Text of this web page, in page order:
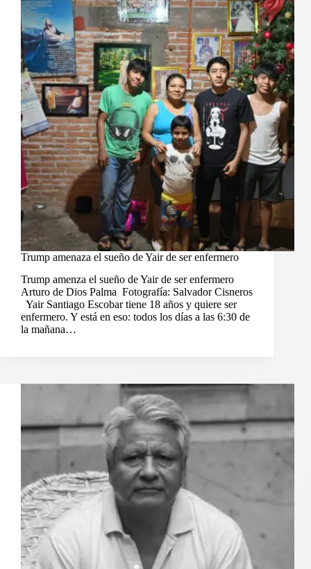
Trump amenaza el sueño de Yair de ser enfermero
Trump amenza el sueño de Yair de ser enfermero
Arturo de Dios Palma Fotografía: Salvador Cisneros
Yair Santiago Escobar tiene 18 años y quiere ser
enfermero. Y está en eso: todos los días a las 6:30 de
la mañana…